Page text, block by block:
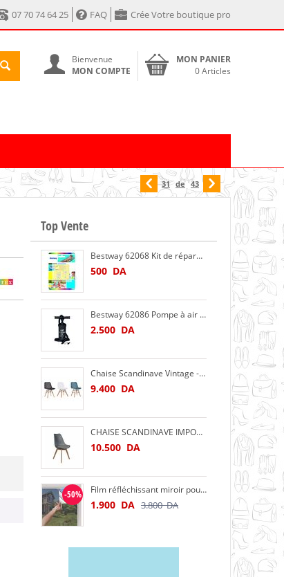
07 70 74 64 25 FAQ Crée Votre boutique pro
MON PANIER
0 Articles
Bienvenue
MON COMPTE
31 de 43
Top Vente
Bestway 62068 Kit de réparation pour matelas et piscines gonflables
500 DA
Bestway 62086 Pompe à air Bestway AIR HAMMER haute pression 3 embouts Bestway 62086
2.500 DA
Chaise Scandinave Vintage -Blanc Noir Bleu
9.400 DA
CHAISE SCANDINAVE IMPORTATION
10.500 DA
-50% Film réfléchissant miroir pour fenêtre et façade, couleur argent
1.900 DA 3.800DA